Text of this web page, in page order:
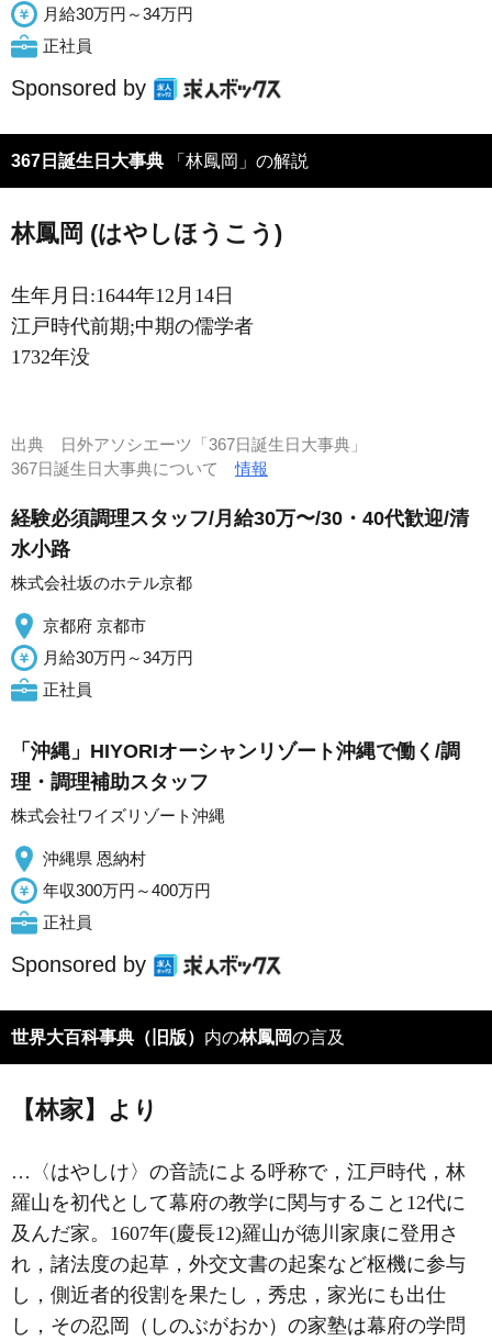
月給30万円～34万円
正社員
Sponsored by
367日誕生日大事典 「林鳳岡」の解説
林鳳岡 (はやしほうこう)
生年月日:1644年12月14日
江戸時代前期;中期の儒学者
1732年没
出典
日外アソシエーツ「367日誕生日大事典」
367日誕生日大事典について情報
経験必須調理スタッフ/月給30万〜/30・40代歓迎/清
水小路
株式会社坂のホテル京都
京都府 京都市
月給30万円～34万円
正社員
「沖縄」HIYORIオーシャンリゾート沖縄で働く/調
理・調理補助スタッフ
株式会社ワイズリゾート沖縄
沖縄県 恩納村
年収300万円～400万円
正社員
Sponsored by
世界大百科事典（旧版） 内の林鳳岡の言及
【林家】より
…〈はやしけ〉の音読による呼称で，江戸時代， 林
羅山 を初代として幕府の教学に関与すること12代に
及んだ家。1607年(慶長12)羅山が徳川家康に登用さ
れ，諸法度の起草，外交文書の起案など枢機に参与
し，側近者的役割を果たし，秀忠，家光にも出仕
し，その忍岡（しのぶがおか）の家塾は幕府の学問